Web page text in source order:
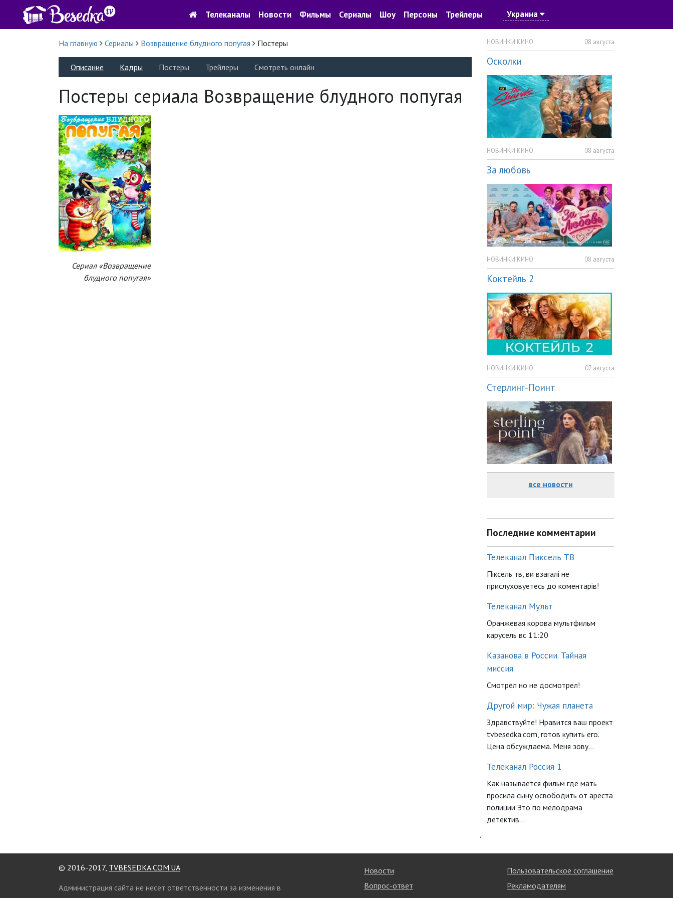
Телеканалы Новости Фильмы Сериалы Шоу Персоны Трейлеры Украина
На главную Сериалы Возвращение блудного попугая Постеры
Описание Кадры Постеры Трейлеры Смотреть онлайн
Постеры сериала Возвращение блудного попугая
Сериал «Возвращение
блудного попугая»
НОВИНКИ КИНО 08 августа
Осколки
НОВИНКИ КИНО 08 августа
За любовь
НОВИНКИ КИНО 08 августа
Коктейль 2
НОВИНКИ КИНО 07 августа
Стерлинг-Поинт
все новости
Последние комментарии
Телеканал Пиксель ТВ
Піксель тв, ви взагалі не
прислуховуетесь до коментарів!
Телеканал Мульт
Оранжевая корова мультфильм
карусель вс 11:20
Казанова в России. Тайная
миссия
Смотрел но не досмотрел!
Другой мир: Чужая планета
Здравствуйте! Нравится ваш проект
tvbesedka.com, готов купить его.
Цена обсуждаема. Меня зову...
Телеканал Россия 1
Как называется фильм где мать
просила сыну освободить от ареста
полиции Это по мелодрама
детектив...
`
© 2016-2017, TVBESEDKA.COM.UA
Администрация сайта не несет ответственности за изменения в
Новости
Вопрос-ответ
Пользовательское соглашение
Рекламодателям